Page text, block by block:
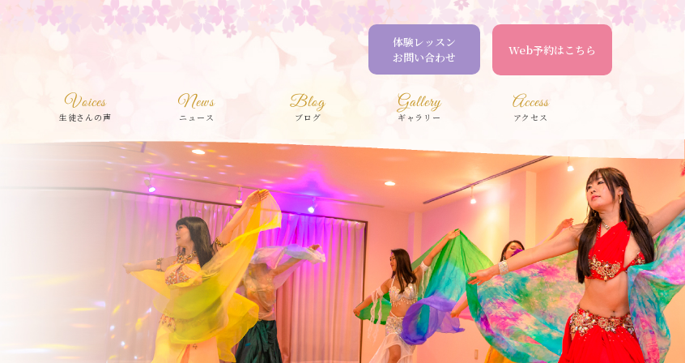
体験レッスン
お問い合わせ
Web予約はこちら
Voices
生徒さんの声
News
ニュース
Blog
ブログ
Gallery
ギャラリー
Access
アクセス